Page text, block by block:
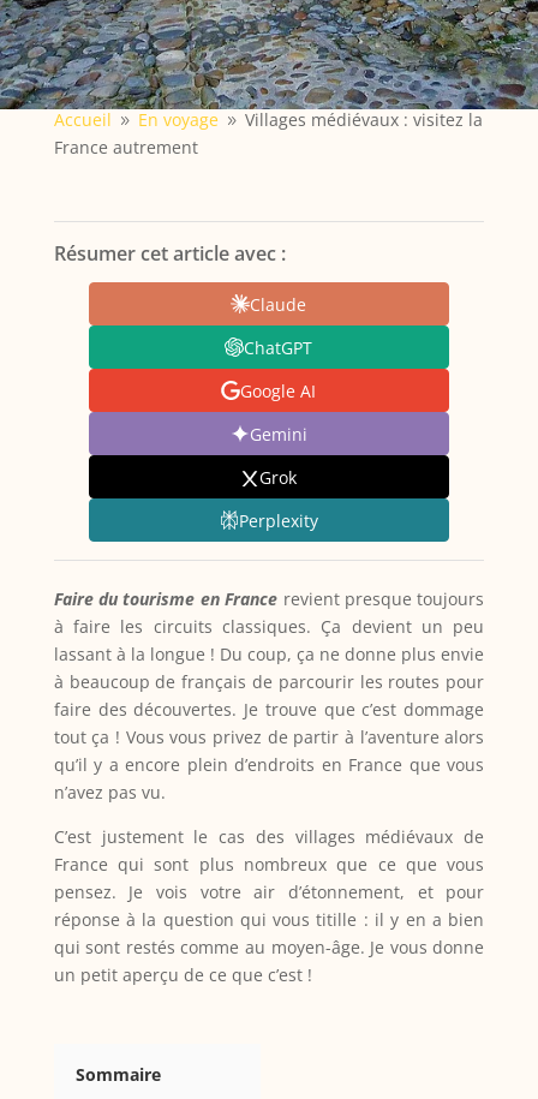
Accueil 9 En voyage 9 Villages médiévaux : visitez la
France autrement
Résumer cet article avec :
Claude
ChatGPT
Google AI
Gemini
Grok
Perplexity
Faire du tourisme en France revient presque toujours
à faire les circuits classiques. Ça devient un peu
lassant à la longue ! Du coup, ça ne donne plus envie
à beaucoup de français de parcourir les routes pour
faire des découvertes. Je trouve que c’est dommage
tout ça ! Vous vous privez de partir à l’aventure alors
qu’il y a encore plein d’endroits en France que vous
n’avez pas vu.
C’est justement le cas des villages médiévaux de
France qui sont plus nombreux que ce que vous
pensez. Je vois votre air d’étonnement, et pour
réponse à la question qui vous titille : il y en a bien
qui sont restés comme au moyen-âge. Je vous donne
un petit aperçu de ce que c’est !
Sommaire